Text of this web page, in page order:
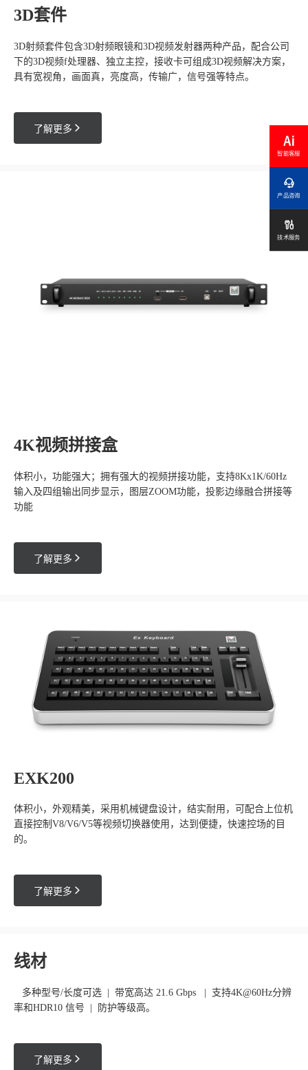
3D套件
3D射频套件包含3D射频眼镜和3D视频发射器两种产品，配合公司
下的3D视频f处理器、独立主控，接收卡可组成3D视频解决方案，
具有宽视角，画面真，亮度高，传输广，信号强等特点。
了解更多 
4K视频拼接盒
体积小，功能强大；拥有强大的视频拼接功能，支持8Kx1K/60Hz
输入及四组输出同步显示，图层ZOOM功能，投影边缘融合拼接等
功能
了解更多 
EXK200
体积小，外观精美，采用机械键盘设计，结实耐用，可配合上位机
直接控制V8/V6/V5等视频切换器使用，达到便捷，快速控场的目
的。
了解更多 
线材
多种型号/长度可选 | 带宽高达 21.6 Gbps | 支持4K@60Hz分辨
率和HDR10 信号 | 防护等级高。
了解更多 
智能客服

产品咨询

技术服务